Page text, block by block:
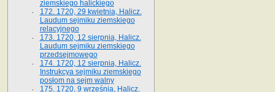
ziemskiego halickiego
172. 1720, 29 kwietnia, Halicz.
Laudum sejmiku ziemskiego
relacyjnego
173. 1720, 12 sierpnia, Halicz.
Laudum sejmiku ziemskiego
przedsejmowego
174. 1720, 12 sierpnia, Halicz.
Instrukcya sejmiku ziemskiego
posłom na sejm walny
175. 1720, 9 września, Halicz.